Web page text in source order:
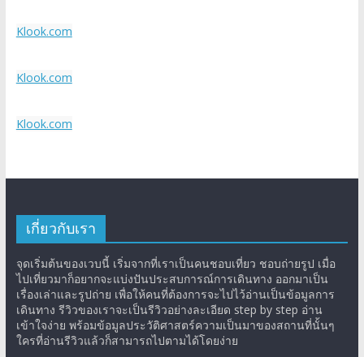
Klook.com
Klook.com
Klook.com
เกี่ยวกับเรา
จุดเริ่มต้นของเวบนี้ เริ่มจากที่เราเป็นคนชอบเที่ยว ชอบถ่ายรูป เมื่อ
ไปเที่ยวมาก็อยากจะแบ่งปันประสบการณ์การเดินทาง ออกมาเป็น
เรื่องเล่าและรูปถ่าย เพื่อให้คนที่ต้องการจะไปไว้อ่านเป็นข้อมูลการ
เดินทาง รีวิวของเราจะเป็นรีวิวอย่างละเอียด step by step อ่าน
เข้าใจง่าย พร้อมข้อมูลประวัติศาสตร์ความเป็นมาของสถานที่นั้นๆ
ใครที่อ่านรีวิวแล้วก็สามารถไปตามได้โดยง่าย